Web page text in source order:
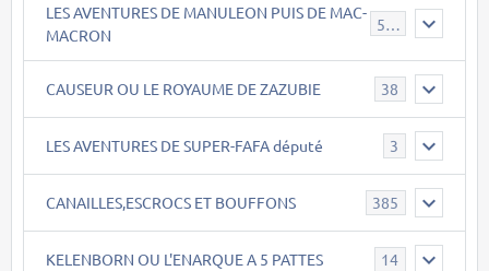
LES AVENTURES DE MANULEON PUIS DE MAC-
MACRON
543
CAUSEUR OU LE ROYAUME DE ZAZUBIE 38
LES AVENTURES DE SUPER-FAFA député 3
CANAILLES,ESCROCS ET BOUFFONS 385
KELENBORN OU L'ENARQUE A 5 PATTES 14